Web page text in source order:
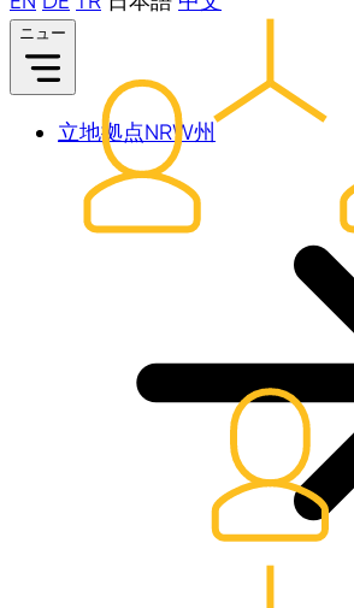
ニュー
立地拠点NRW州